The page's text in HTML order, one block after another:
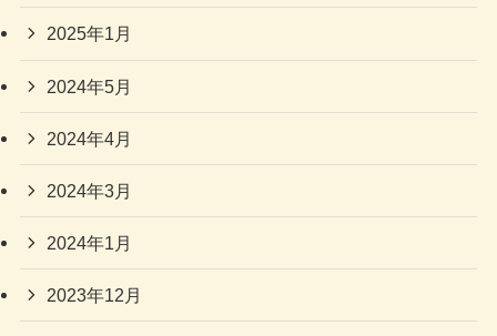
2025年1月
2024年5月
2024年4月
2024年3月
2024年1月
2023年12月